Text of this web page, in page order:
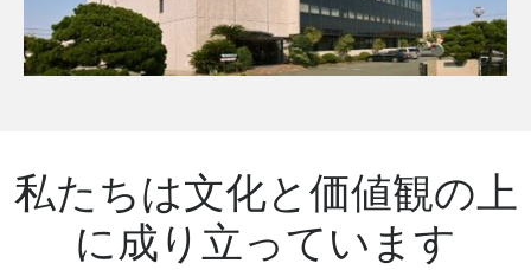
私たちは文化と価値観の上
に成り立っています